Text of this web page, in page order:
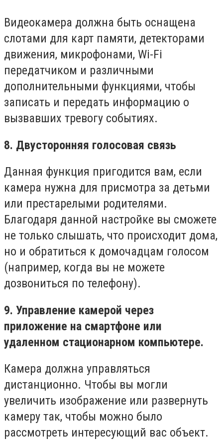
Видеокамера должна быть оснащена
слотами для карт памяти, детекторами
движения, микрофонами, Wi-Fi
передатчиком и различными
дополнительными функциями, чтобы
записать и передать информацию о
вызвавших тревогу событиях.
8. Двусторонняя голосовая связь
Данная функция пригодится вам, если
камера нужна для присмотра за детьми
или престарелыми родителями.
Благодаря данной настройке вы сможете
не только слышать, что происходит дома,
но и обратиться к домочадцам голосом
(например, когда вы не можете
дозвониться по телефону).
9. Управление камерой через
приложение на смартфоне или
удаленном стационарном компьютере.
Камера должна управляться
дистанционно. Чтобы вы могли
увеличить изображение или развернуть
камеру так, чтобы можно было
рассмотреть интересующий вас объект.